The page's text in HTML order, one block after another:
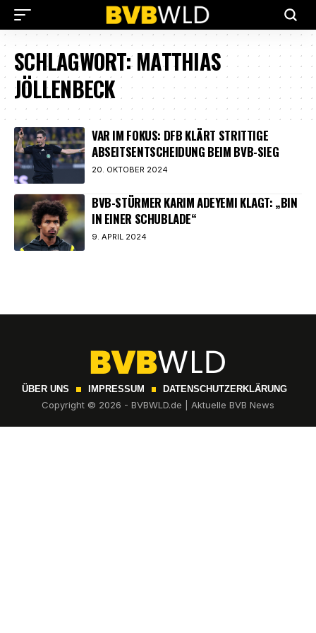
SCHLAGWORT:MATTHIAS
JÖLLENBECK
VAR IM FOKUS: DFB KLÄRT STRITTIGE
ABSEITSENTSCHEIDUNG BEIM BVB-SIEG
20. OKTOBER 2024
BVB-STÜRMER KARIM ADEYEMI KLAGT: „BIN
IN EINER SCHUBLADE“
9. APRIL 2024
ÜBER UNS IMPRESSUM DATENSCHUTZERKLÄRUNG
Copyright © 2026 - BVBWLD.de | Aktuelle BVB News